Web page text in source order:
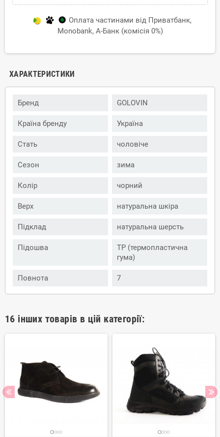
Оплата частинами від Приватбанк,
Monobank, А-Банк (комісія 0%)
ХАРАКТЕРИСТИКИ
Бренд GOLOVIN
Країна бренду Україна
Стать чоловіче
Сезон зима
Колір чорний
Верх натуральна шкіра
Підклад натуральна шерсть
Підошва
ТР (термопластична
гума)
Повнота 7
16 інших товарів в цій категорії: